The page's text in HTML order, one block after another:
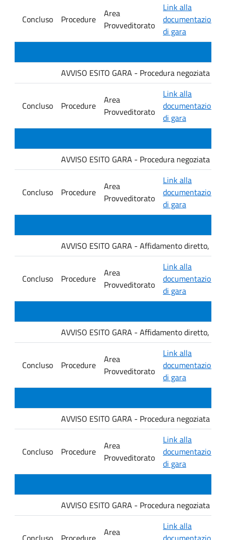
Concluso Procedure
Area
Provveditorato
Link alla
documentazione
di gara
AVVISO ESITO GARA - Procedura negoziata
Concluso Procedure
Area
Provveditorato
Link alla
documentazione
di gara
AVVISO ESITO GARA - Procedura negoziata
Concluso Procedure
Area
Provveditorato
Link alla
documentazione
di gara
AVVISO ESITO GARA - Affidamento diretto, ai
Concluso Procedure
Area
Provveditorato
Link alla
documentazione
di gara
AVVISO ESITO GARA - Affidamento diretto, ai
Concluso Procedure
Area
Provveditorato
Link alla
documentazione
di gara
AVVISO ESITO GARA - Procedura negoziata
Concluso Procedure
Area
Provveditorato
Link alla
documentazione
di gara
AVVISO ESITO GARA - Procedura negoziata
Area
Link alla